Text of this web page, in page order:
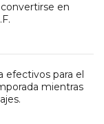
en
efectivos para el
mientras